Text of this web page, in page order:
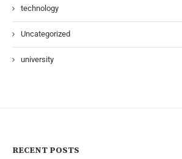
technology
Uncategorized
university
RECENT POSTS